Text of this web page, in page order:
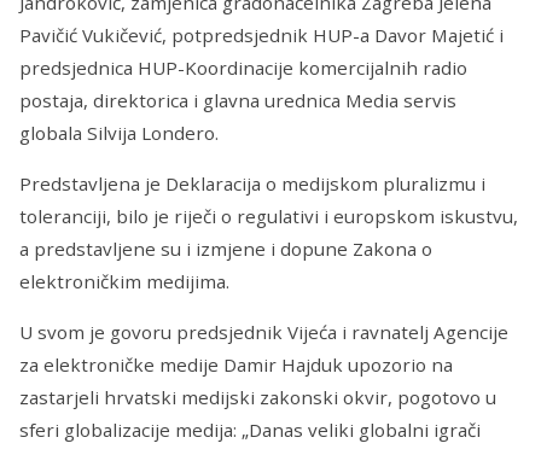
Pavičić Vukičević, potpredsjednik HUP-a Davor Majetić i
predsjednica HUP-Koordinacije komercijalnih radio
postaja, direktorica i glavna urednica Media servis
globala Silvija Londero.
Predstavljena je Deklaracija o medijskom pluralizmu i
toleranciji, bilo je riječi o regulativi i europskom iskustvu,
a predstavljene su i izmjene i dopune Zakona o
elektroničkim medijima.
U svom je govoru predsjednik Vijeća i ravnatelj Agencije
za elektroničke medije Damir Hajduk upozorio na
zastarjeli hrvatski medijski zakonski okvir, pogotovo u
sferi globalizacije medija: „Danas veliki globalni igrači